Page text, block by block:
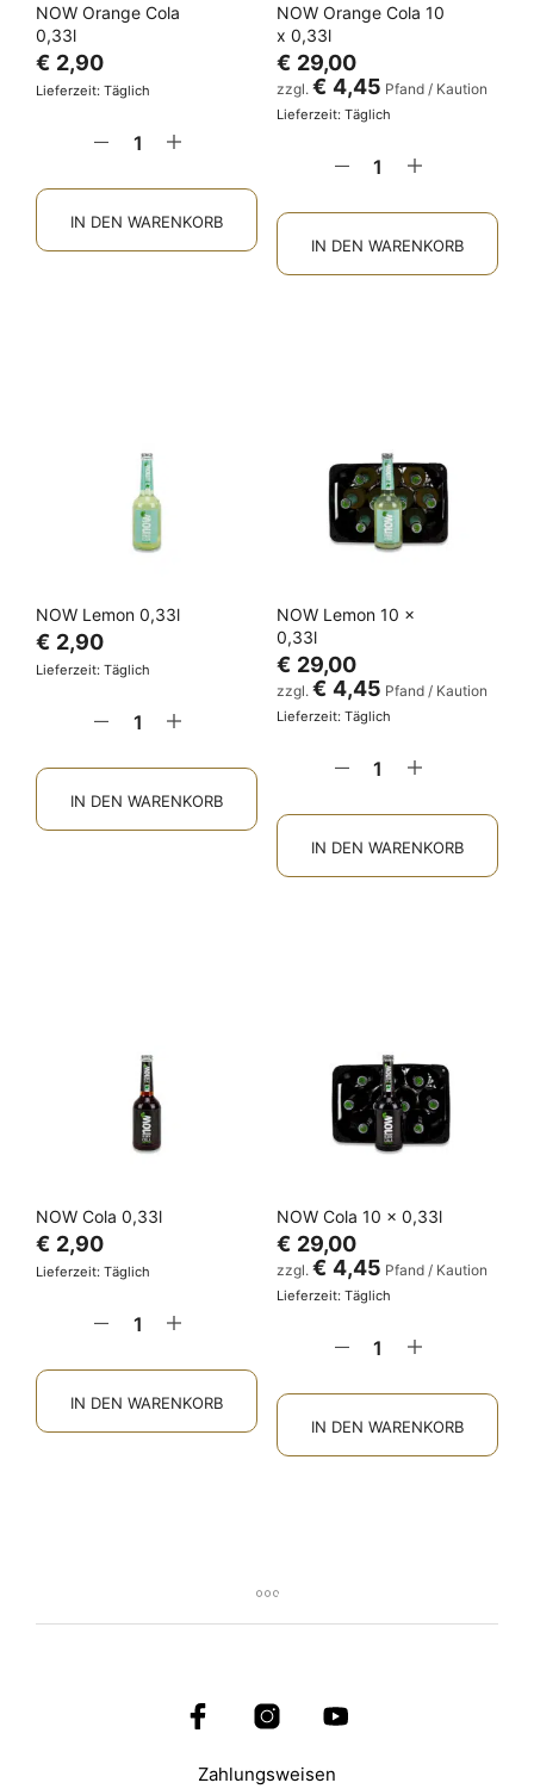
NOW Orange Cola
0,33l
€ 2,90
Lieferzeit: Täglich
IN DEN WARENKORB
NOW Orange Cola 10
x 0,33l
€ 29,00
zzgl. € 4,45 Pfand / Kaution
Lieferzeit: Täglich
IN DEN WARENKORB
NOW Lemon 0,33l
€ 2,90
Lieferzeit: Täglich
IN DEN WARENKORB
NOW Lemon 10 x
0,33l
€ 29,00
zzgl. € 4,45 Pfand / Kaution
Lieferzeit: Täglich
IN DEN WARENKORB
NOW Cola 0,33l
€ 2,90
Lieferzeit: Täglich
IN DEN WARENKORB
NOW Cola 10 x 0,33l
€ 29,00
zzgl. € 4,45 Pfand / Kaution
Lieferzeit: Täglich
IN DEN WARENKORB
Zahlungsweisen